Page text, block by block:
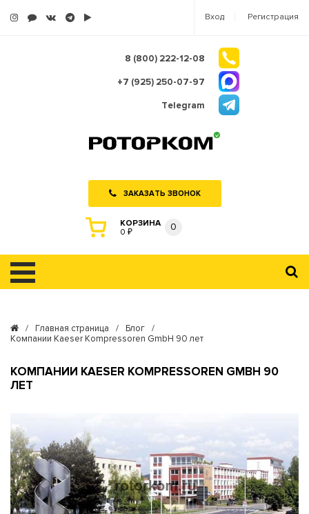
Вход Регистрация
8 (800) 222-12-08
+7 (925) 250-07-97
Telegram
ЗАКАЗАТЬ ЗВОНОК
КОРЗИНА
0 ₽
0
/ Главная страница / Блог
/
Компании Kaeser Kompressoren GmbH 90 лет
КОМПАНИИ KAESER KOMPRESSOREN GMBH 90
ЛЕТ